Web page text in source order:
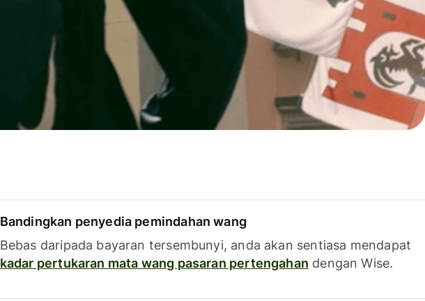
Bandingkan penyedia pemindahan wang
Bebas daripada bayaran tersembunyi, anda akan sentiasa mendapat
kadar pertukaran mata wang pasaran pertengahan dengan Wise.